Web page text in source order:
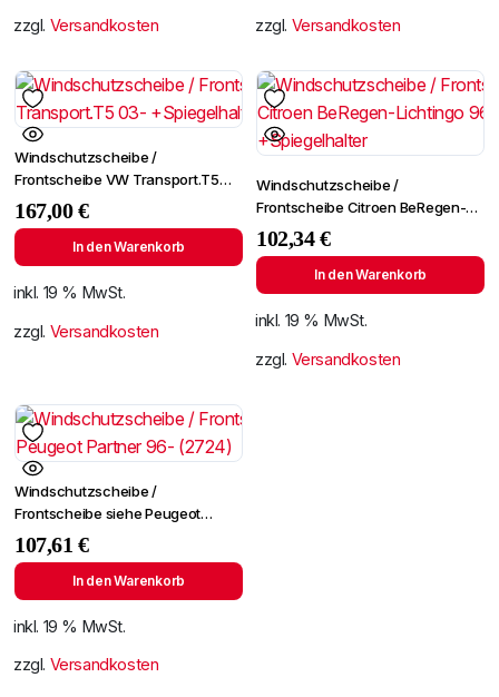
zzgl. Versandkosten zzgl. Versandkosten
Windschutzscheibe /
Frontscheibe VW Transport.T5
03- +Spiegelhalter
167,00€
In den Warenkorb
inkl. 19 % MwSt.
zzgl. Versandkosten
Windschutzscheibe /
Frontscheibe Citroen BeRegen-
Lichtingo 96- +Spiegelhalter
102,34€
In den Warenkorb
inkl. 19 % MwSt.
zzgl. Versandkosten
Windschutzscheibe /
Frontscheibe siehe Peugeot
Partner 96- (2724)
107,61€
In den Warenkorb
inkl. 19 % MwSt.
zzgl. Versandkosten